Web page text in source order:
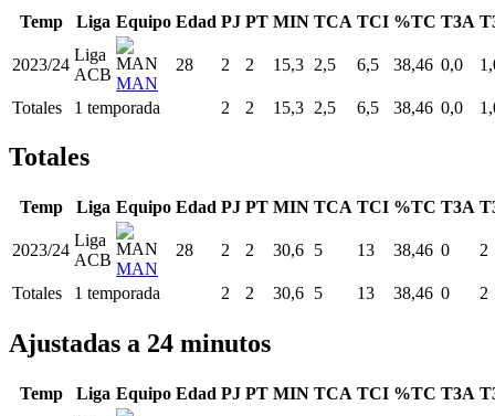
Temp Liga Equipo Edad PJ PT MIN TCA TCI %TC T3A
2023/24
Liga
ACB MAN
28 2 2 15,3 2,5 6,5 38,46 0,0
Totales 1 temporada 2 2 15,3 2,5 6,5 38,46 0,0
Totales
Temp Liga Equipo Edad PJ PT MIN TCA TCI %TC T3A
2023/24
Liga
ACB MAN
28 2 2 30,6 5 13 38,46 0 2
Totales 1 temporada 2 2 30,6 5 13 38,46 0 2
Ajustadas a 24 minutos
Temp Liga Equipo Edad PJ PT MIN TCA TCI %TC T3A